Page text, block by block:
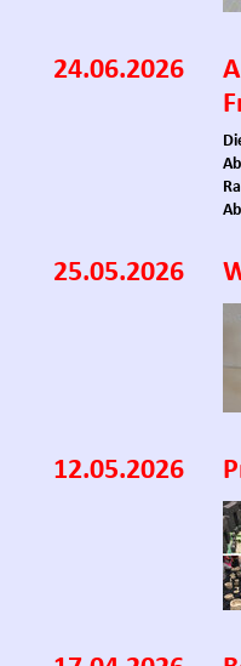
24.06.2026
25.05.2026
12.05.2026